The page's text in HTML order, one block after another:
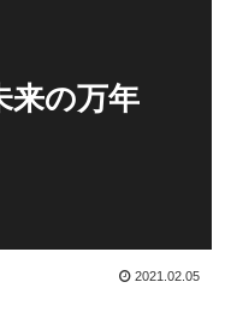
来の万年
2021.02.05